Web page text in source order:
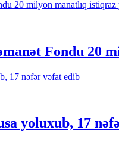
Fondu 20
yoluxub, 17